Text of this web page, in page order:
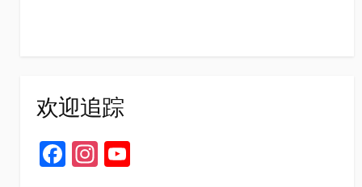
欢迎追踪
Fa In